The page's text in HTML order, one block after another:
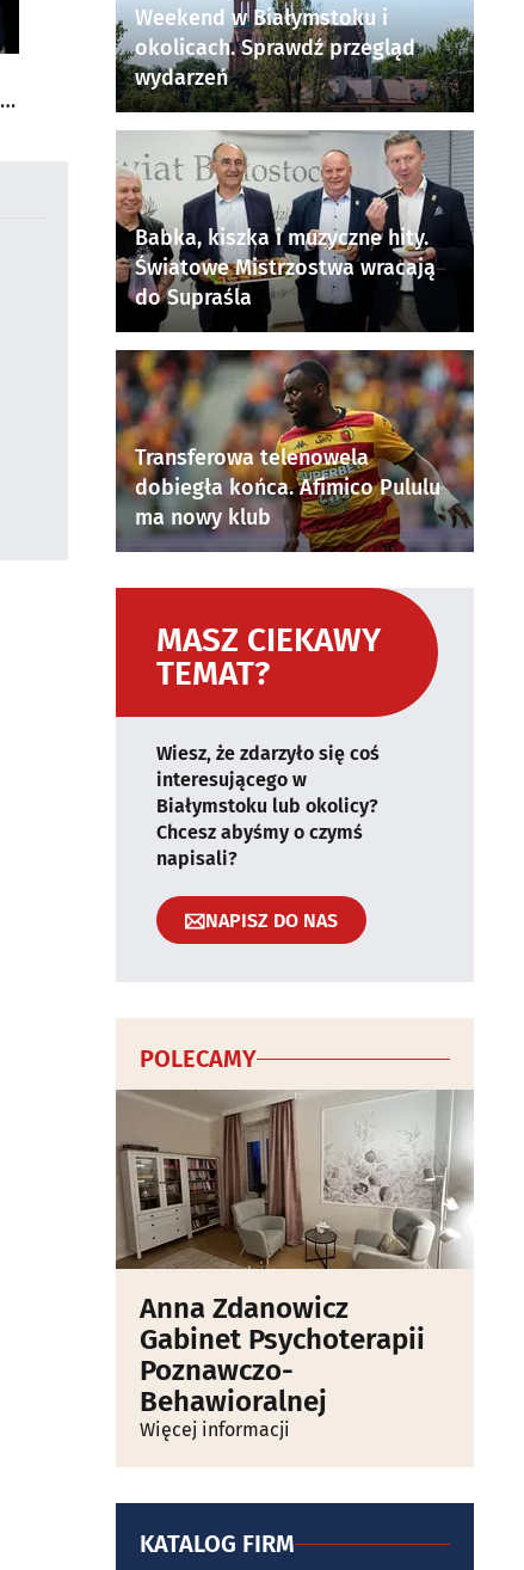
Weekend w Białymstoku i
okolicach. Sprawdź przegląd
wydarzeń
Babka, kiszka i muzyczne hity.
Światowe Mistrzostwa wracają
do Supraśla
Transferowa telenowela
dobiegła końca. Afimico Pululu
ma nowy klub
MASZ CIEKAWY
TEMAT?
Wiesz, że zdarzyło się coś
interesującego w
Białymstoku lub okolicy?
Chcesz abyśmy o czymś
napisali?
NAPISZ DO NAS
POLECAMY
Anna Zdanowicz
Gabinet Psychoterapii
Poznawczo-
Behawioralnej
Więcej informacji
KATALOG FIRM